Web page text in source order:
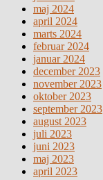
maj 2024
april 2024
marts 2024
februar 2024
januar 2024
december 2023
november 2023
oktober 2023
september 2023
august 2023
juli 2023
juni 2023
maj 2023
april 2023